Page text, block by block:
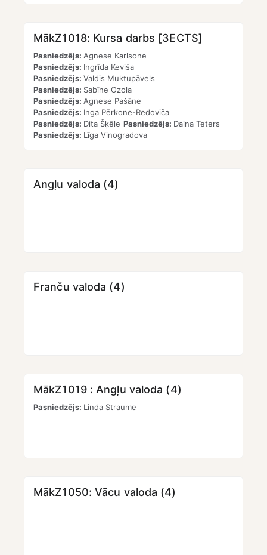
MākZ1018: Kursa darbs [3ECTS]
Pasniedzējs: Agnese Karlsone
Pasniedzējs: Ingrīda Keviša
Pasniedzējs: Valdis Muktupāvels
Pasniedzējs: Sabīne Ozola
Pasniedzējs: Agnese Pašāne
Pasniedzējs: Inga Pērkone-Redoviča
Pasniedzējs: Dita Šķēle Pasniedzējs: Daina Teters
Pasniedzējs: Līga Vinogradova
Angļu valoda (4)
Franču valoda (4)
MākZ1019 : Angļu valoda (4)
Pasniedzējs: Linda Straume
MākZ1050: Vācu valoda (4)